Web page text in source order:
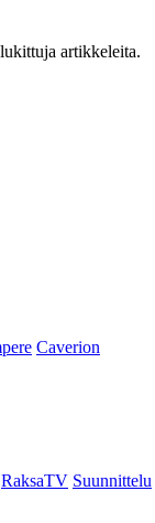
artikkeleita.
Caverion
RaksaTV Suunnittelu